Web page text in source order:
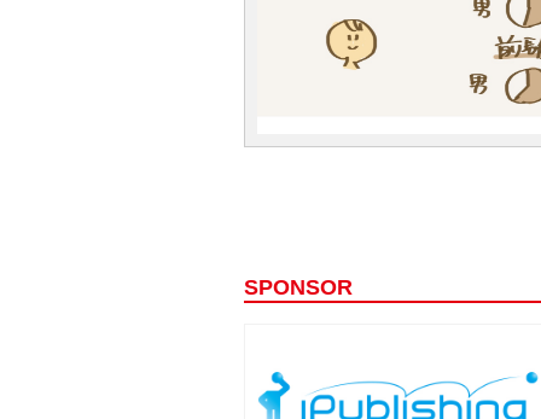
SPONSOR